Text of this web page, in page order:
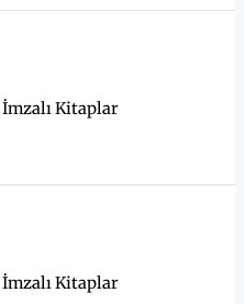
İmzalı Kitaplar
İmzalı Kitaplar